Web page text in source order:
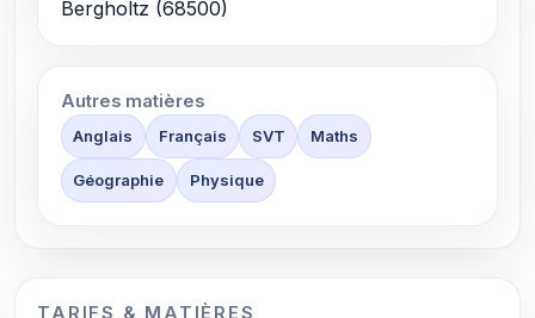
Bergholtz (68500)
Autres matières
Anglais Français SVT Maths
Géographie Physique